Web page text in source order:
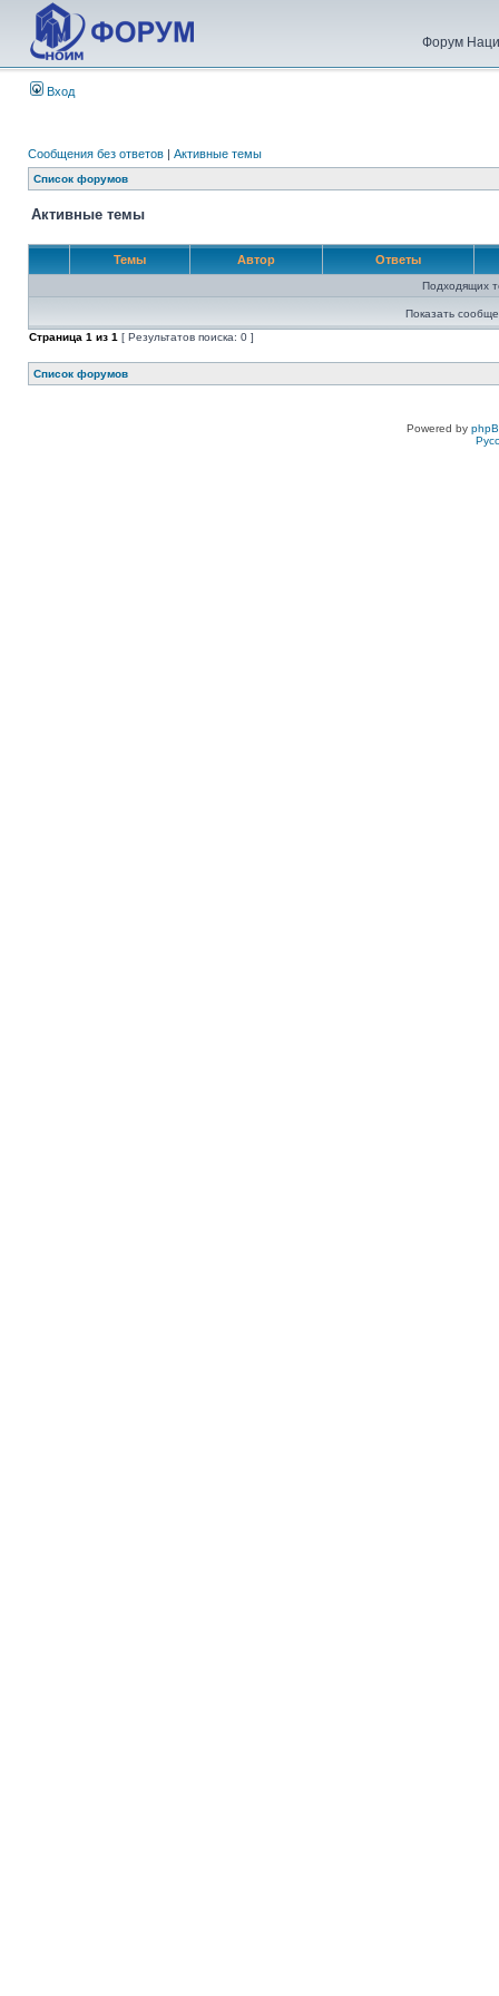
Форум
Вход
Сообщения без ответов | Активные темы
Список форумов
Активные темы
Темы Автор Ответы
Подходящих
Показать
Страница 1 из 1 [ Результатов поиска: 0 ]
Список форумов
Powered by